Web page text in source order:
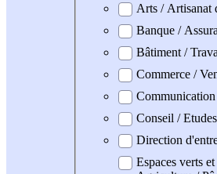
Arts / Artisanat
Banque /
Bâtiment /
Commerce /
Conseil / Etudes
Direction
Espaces verts